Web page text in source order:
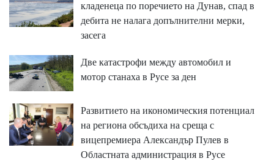
кладенеца по поречието на Дунав, спад в
дебита не налага допълнителни мерки,
засега
Две катастрофи между автомобил и
мотор станаха в Русе за ден
Развитието на икономическия потенциал
на региона обсъдиха на среща с
вицепремиера Александър Пулев в
Областната администрация в Русе